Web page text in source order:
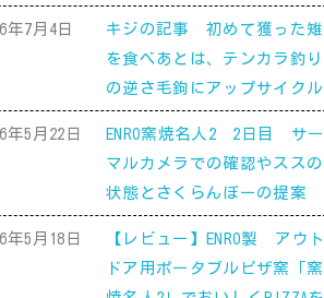
年7月4日
キジの記事 初めて獲った雉
を食べあとは、テンカラ釣り
の逆さ毛鉤にアップサイクル
年5月22日
ENRO窯焼名人2 2日目 サー
マルカメラでの確認やススの
状態とさくらんぼーの提案
年5月18日
【レビュー】ENRO製 アウト
ドア用ポータブルピザ窯「窯